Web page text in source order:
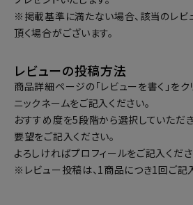
※掲載基準に満たない場合、該当のレビ
頂く場合がございます。
レビューの投稿方法
商品詳細ページの「レビューを書く」をク
ニックネームをご記入ください。
おすすめ度を5段階から選択していただ
要望をご記入ください。
よろしければプロフィールをご記入くださ
※レビュー投稿は、1商品につき1回ご記